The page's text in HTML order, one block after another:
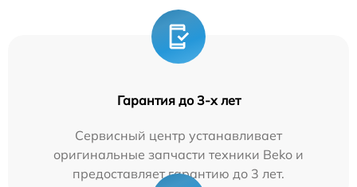
Гарантия до 3-х лет
Сервисный центр устанавливает
оригинальные запчасти техники Beko и
предоставляет гарантию до 3 лет.